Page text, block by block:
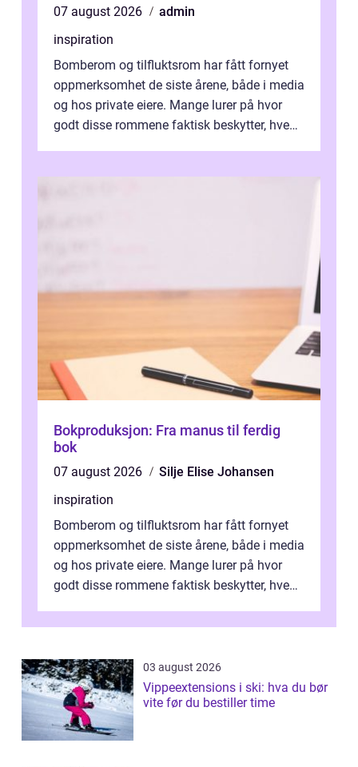
07 august 2026
admin
inspiration
Bomberom og tilfluktsrom har fått fornyet
oppmerksomhet de siste årene, både i media
og hos private eiere. Mange lurer på hvor
godt disse rommene faktisk beskytter, hvem
Bokproduksjon: Fra manus til ferdig
bok
07 august 2026
Silje Elise Johansen
inspiration
Bomberom og tilfluktsrom har fått fornyet
oppmerksomhet de siste årene, både i media
og hos private eiere. Mange lurer på hvor
godt disse rommene faktisk beskytter, hvem
03 august 2026
Vippeextensions i ski: hva du bør
vite før du bestiller time